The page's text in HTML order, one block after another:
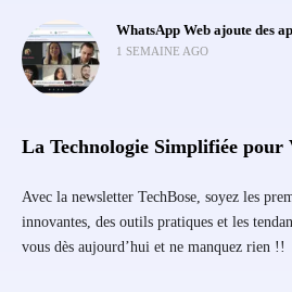
WhatsApp Web ajoute des
1 SEMAINE AGO
La Technologie Simplifiée pour
Avec la newsletter TechBose, soyez les
innovantes, des outils pratiques et les
vous dès aujourd’hui et ne manquez rien !!